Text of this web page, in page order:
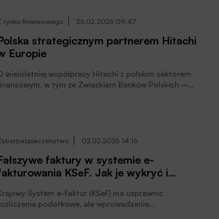
sprzedać zajęte rzeczy i szybciej pokryć
i obywateli, czytamy na stronach
Ministerstwa Finansów.
rynku finansowego 26.02.2026 09:47
strategicznym partnerem Hitachi
Europie
wieloletniej współpracy Hitachi z polskim sektorem
w tym ze Związkiem Banków Polskich –
02.02.2026 14:16
faktury w systemie e-
KSeF. Jak je wykryć i
System e-Faktur (KSeF) ma usprawnić
podatkowe, ale wprowadzenie